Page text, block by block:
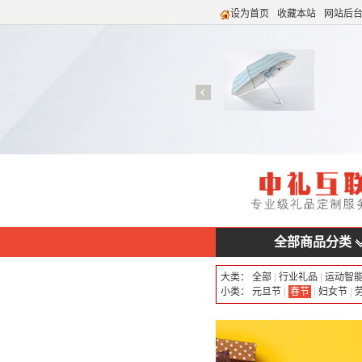
设为首页 收藏本站 网站后台
全部商品分类
大类： 全部 行业礼品
运动智
小类： 元旦节 春节 妇女节